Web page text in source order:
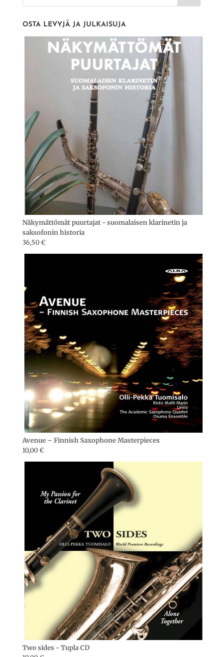
OSTA LEVYJÄ JA JULKAISUJA
Näkymättömät puurtajat - suomalaisen klarinetin ja
saksofonin historia
36,50€
Avenue – Finnish Saxophone Masterpieces
10,00€
Two sides - Tupla CD